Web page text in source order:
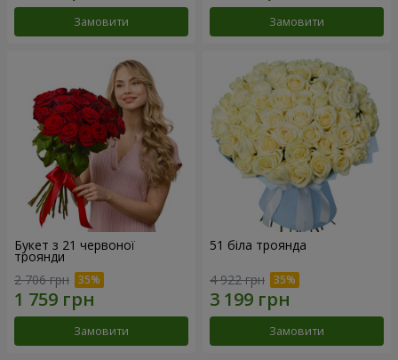
Замовити Замовити
Букет з 21 червоної
троянди
2 706 грн
Замовити
51 біла троянда
4 922 грн
Замовити